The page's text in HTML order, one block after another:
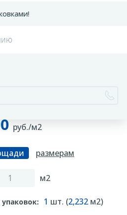
руб./м2
размерам
м2
1 шт. (2,232 м2)